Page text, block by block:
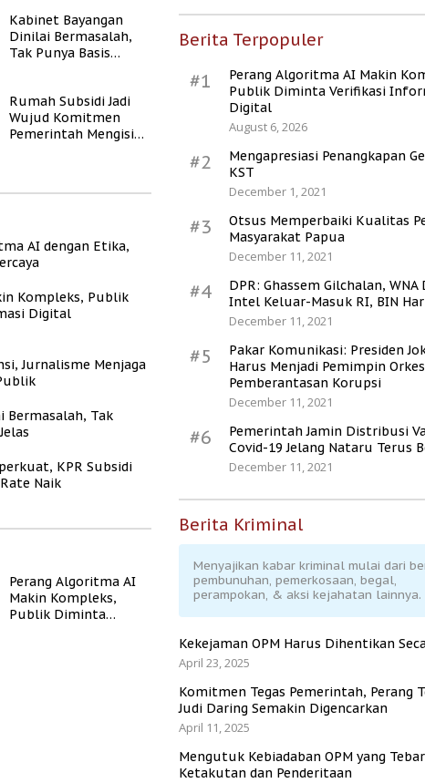
Kabinet Bayangan
Dinilai Bermasalah,
Tak Punya Basis
Rumah Subsidi Jadi
Wujud Komitmen
Pemerintah Mengisi
AI dengan Etika,
Kompleks, Publik
Digital
Jurnalisme Menjaga
Bermasalah, Tak
KPR Subsidi
Naik
Perang Algoritma AI
Makin Kompleks,
Publik Diminta
Berita Terpopuler
#1
Perang Algoritma AI Makin
Publik Diminta Verifikasi
Digital
August 6, 2026
#2
Mengapresiasi Penangkapan
KST
December 1, 2021
#3
Otsus Memperbaiki Kualitas
Masyarakat Papua
December 11, 2021
#4
DPR: Ghassem Gilchalan, WNA
Intel Keluar-Masuk RI, BIN
December 11, 2021
#5
Pakar Komunikasi: Presiden
Harus Menjadi Pemimpin
Pemberantasan Korupsi
December 11, 2021
#6
Pemerintah Jamin Distribusi
Covid-19 Jelang Nataru Terus
December 11, 2021
Berita Kriminal
Menyajikan kabar kriminal mulai dari
pembunuhan, pemerkosaan, begal,
perampokan, & aksi kejahatan lainnya.
Kekejaman OPM Harus Dihentikan
April 23, 2025
Komitmen Tegas Pemerintah, Perang
Judi Daring Semakin Digencarkan
April 11, 2025
Mengutuk Kebiadaban OPM yang Tebar
Ketakutan dan Penderitaan